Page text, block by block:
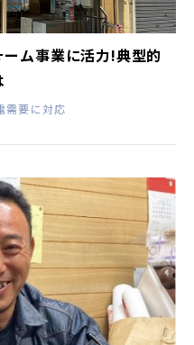
ム事業に活力!典型的
需要に対応